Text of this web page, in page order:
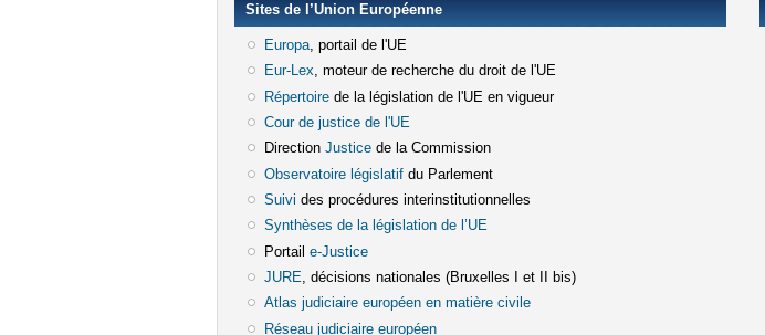
Sites de l’Union Européenne
Europa(le lien est externe)
, portail de l'UE
Eur-Lex(le lien est externe)
, moteur de recherche du droit de l'UE
Répertoire(le lien est externe)
de la législation de l'UE en vigueur
Cour de justice de l'UE
Direction Justice(le lien est externe)
de la Commission
Observatoire législatif(le lien est externe)
du Parlement
Suivi (le lien est externe)
des procédures interinstitutionnelles
Synthèses de la législation de l’UE(le lien est externe)
Portail e-Justice(le lien est externe)
JURE(le lien est externe)
, décisions nationales (Bruxelles I et II bis)
Atlas judiciaire européen en matière civile(le lien est externe)
Réseau judiciaire européen(le lien est externe)